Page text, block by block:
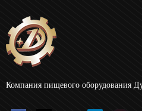
Компания пищевого оборудования